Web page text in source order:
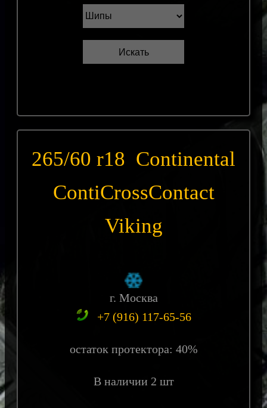
265/60 r18 Continental
ContiCrossContact
Viking
г. Москва
+7 (916) 117-65-56
остаток протектора: 40%
В наличии 2 шт